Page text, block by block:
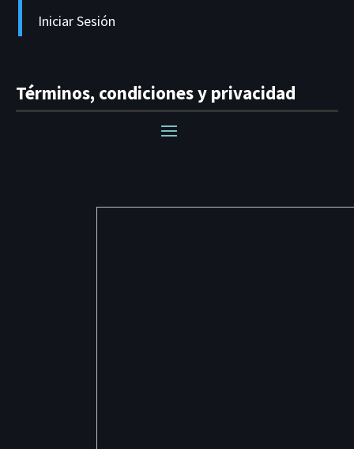
Iniciar Sesión
Términos, condiciones y privacidad